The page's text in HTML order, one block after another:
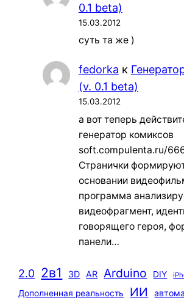
0.1 beta)
15.03.2012
суть та же )
fedorka к
(v. 0.1 beta)
15.03.2012
а вот теперь
генератор комиксов
soft.compulenta.ru/
Странички
основании
программа
видеофрагмент,
говорящего героя,
панели…
2.0 2в1 3D AR Arduino DIY
Дополненная реальность ИИ